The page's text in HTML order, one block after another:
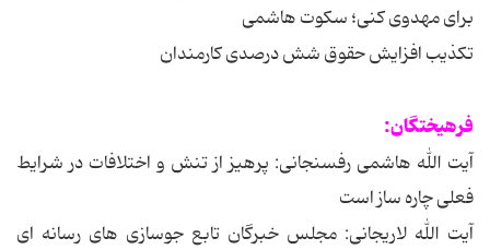
برای مهدوی کنی؛ سکوت هاشمی
تکذیب افزایش حقوق شش درصدی کارمندان
فرهیختگان:
آیت الله هاشمی رفسنجانی: پرهیز از تنش و اختلافات در شرایط
فعلی چاره ساز است
آیت الله لاریجانی: مجلس خبرگان تابع جوسازی های رسانه ای